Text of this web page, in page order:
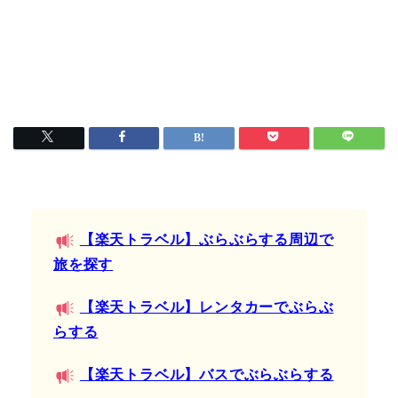
【楽天トラベル】ぶらぶらする周辺で
旅を探す
【楽天トラベル】レンタカーでぶらぶ
らする
【楽天トラベル】バスでぶらぶらする